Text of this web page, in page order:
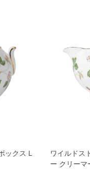
ックス L
ワイルドス
ー クリー